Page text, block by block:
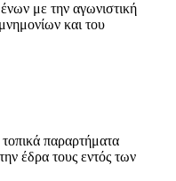
με την αγωνιστική
και του
παραρτήματα
έδρα τους εντός των